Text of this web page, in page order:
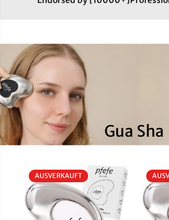
Gua Sha
AUSVERKAUFT